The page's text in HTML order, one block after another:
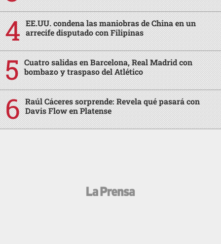
EE.UU. condena las maniobras de China en un
arrecife disputado con Filipinas
Cuatro salidas en Barcelona, Real Madrid con
bombazo y traspaso del Atlético
Raúl Cáceres sorprende: Revela qué pasará con
Davis Flow en Platense